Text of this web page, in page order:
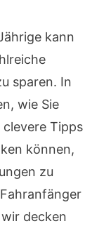
kann
sparen. In
wie Sie
Tipps
können,
zu
decken